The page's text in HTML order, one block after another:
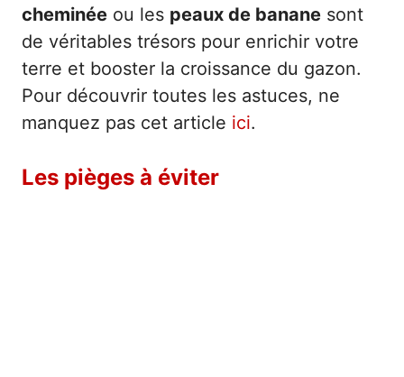
cheminée ou les peaux de banane sont
de véritables trésors pour enrichir votre
terre et booster la croissance du gazon.
Pour découvrir toutes les astuces, ne
manquez pas cet article ici.
Les pièges à éviter